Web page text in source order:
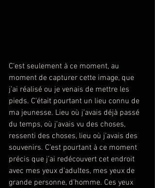
C’est seulement à ce moment, au
moment de capturer cette image, que
j’ai réalisé ou je venais de mettre les
pieds. C’était pourtant un lieu connu de
ma jeunesse. Lieu où j’avais déjà passé
du temps, où j’avais vu des choses,
ressenti des choses, lieu où j’avais des
souvenirs. C’est pourtant à ce moment
précis que j’ai redécouvert cet endroit
avec mes yeux d’adultes, mes yeux de
grande personne, d’homme. Ces yeux